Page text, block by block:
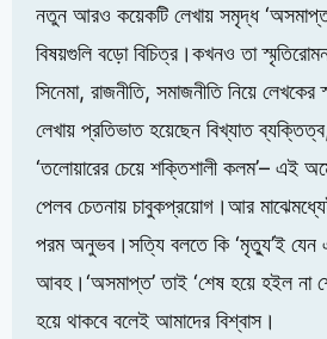
নতুন আরও কয়েকটি লেখায় সমৃদ্ধ
বিষয়গুলি বড়ো বিচিত্র।কখনও তা
সিনেমা, রাজনীতি, সমাজনীতি নিয়ে
লেখায় প্রতিভাত হয়েছেন বিখ্যাত
‘তলোয়ারের চেয়ে শক্তিশালী কলম’– এই
পেলব চেতনায় চাবুকপ্রয়োগ।আর
পরম অনুভব।সত্যি বলতে কি ‘মৃত্যু’ই যেন
আবহ।‘অসমাপ্ত’ তাই ‘শেষ হয়ে হইল না
হয়ে থাকবে বলেই আমাদের বিশ্বাস।